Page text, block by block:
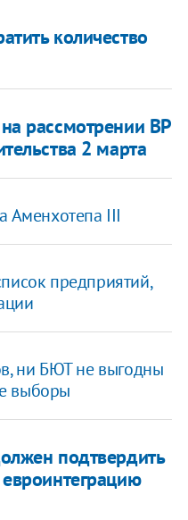
количество
рассмотрении ВР
2 марта
Аменхотепа III
предприятий,
ни БЮТ не выгодны
выборы
подтвердить